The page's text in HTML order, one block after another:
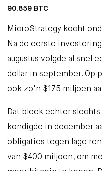
90.859 BTC
MicroStrategy kocht
Na de eerste
augustus volgde al snel
dollar in september. Op
ook zo'n $175 miljoen
Dat bleek echter
kondigde in december
obligaties tegen lage
van $400 miljoen, om